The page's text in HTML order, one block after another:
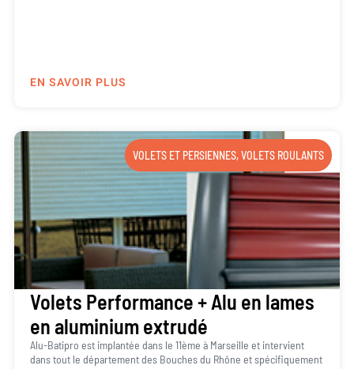
EN SAVOIR PLUS
VOLETS ET PERSIENNES,VOLETS ROULANTS
Volets Performance + Alu en lames
en aluminium extrudé
Alu-Batipro est implantée dans le 11ème à Marseille et intervient
dans tout le département des Bouches du Rhône et spécifiquement